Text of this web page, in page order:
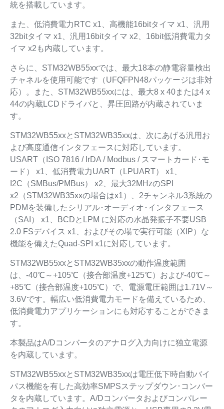
統を搭載しています。
また、低消費電力RTC x1、高機能16bitタイマ x1、汎用
32bitタイマ x1、汎用16bitタイマ x2、16bit低消費電力タ
イマ x2も内蔵しています。
さらに、STM32WB55xxでは、最大18本の静電容量検出
チャネルを使用可能です（UFQFPN48パッケージは非対
応）。また、STM32WB55xxには、最大8 x 40または4 x
44の内蔵LCDドライバと、昇圧回路が内蔵されていま
す。
STM32WB55xxとSTM32WB35xxは、次にあげる汎用お
よび高度通信インタフェースに対応しています。
USART（ISO 7816 / IrDA / Modbus / スマートカード･モ
ード） x1、低消費電力UART（LPUART） x1、
I2C（SMBus/PMBus） x2、最大32MHzのSPI
x2（STM32WB35xxの場合はx1）、2チャンネル3系統の
PDMを装備したシリアル･オーディオ･インタフェース
（SAI） x1、BCDとLPM に対応の水晶発振子不要USB
2.0 FSデバイス x1、およびその場で実行可能（XIP）な
機能を備えたQuad-SPI x1に対応しています。
STM32WB55xxとSTM32WB35xxの動作温度範囲
は、-40℃～+105℃（接合部温度+125℃）および-40℃～
+85℃（接合部温度+105℃）で、電源電圧範囲は1.71V～
3.6Vです。幅広い低消費電力モードを備えているため、
低消費電力アプリケーションにも対応することができま
す。
本製品はA/Dコンバータのアナログ入力向けに独立電源
を内蔵しています。
STM32WB55xxとSTM32WB35xxは電圧低下時自動バイ
パス機能を有した高効率SMPSステップダウン･コンバー
タを内蔵しています。A/Dコンバータおよびコンパレー